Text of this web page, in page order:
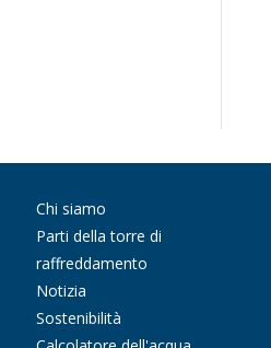
Chi siamo
Parti della torre di
raffreddamento
Notizia
Sostenibilità